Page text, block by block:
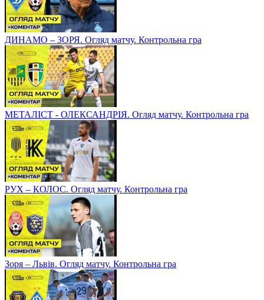
ДИНАМО – ЗОРЯ. Огляд матчу. Контрольна гра
МЕТАЛІСТ - ОЛЕКСАНДРІЯ. Огляд матчу. Контрольна гра
РУХ – КОЛОС. Огляд матчу. Контрольна гра
Зоря – Львів. Огляд матчу. Контрольна гра